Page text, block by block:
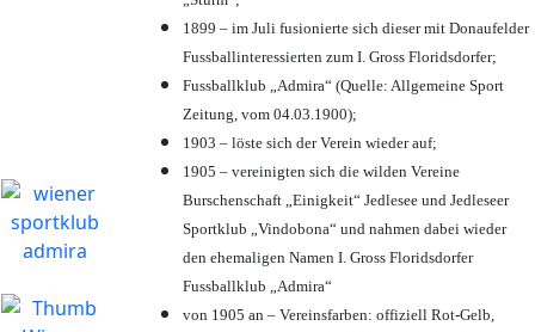
1899 – im Juli fusionierte sich dieser mit Donaufelder
Fussballinteressierten zum I. Gross Floridsdorfer;
Fussballklub „Admira“ (Quelle: Allgemeine Sport
Zeitung, vom 04.03.1900);
1903 – löste sich der Verein wieder auf;
1905 – vereinigten sich die wilden Vereine
Burschenschaft „Einigkeit“ Jedlesee und Jedleseer
Sportklub „Vindobona“ und nahmen dabei wieder
den ehemaligen Namen I. Gross Floridsdorfer
Fussballklub „Admira“
von 1905 an – Vereinsfarben: offiziell Rot-Gelb,